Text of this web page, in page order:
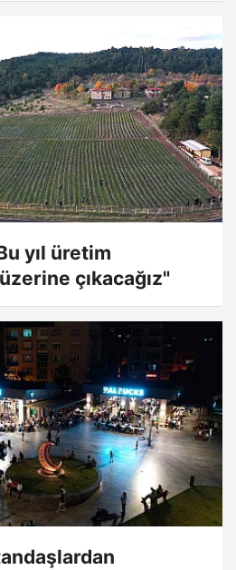
yıl üretim
çıkacağız"